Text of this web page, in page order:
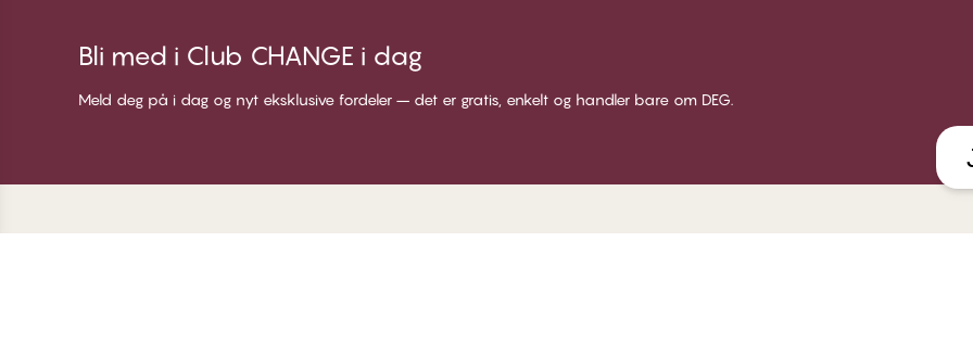
Bli med i Club CHANGE i dag
Meld deg på i dag og nyt eksklusive fordeler – det er gratis, enkelt og handler bare om DEG.